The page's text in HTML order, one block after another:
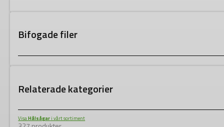
Bifogade filer
Relaterade kategorier
VisaHålsågar i vårt sortiment